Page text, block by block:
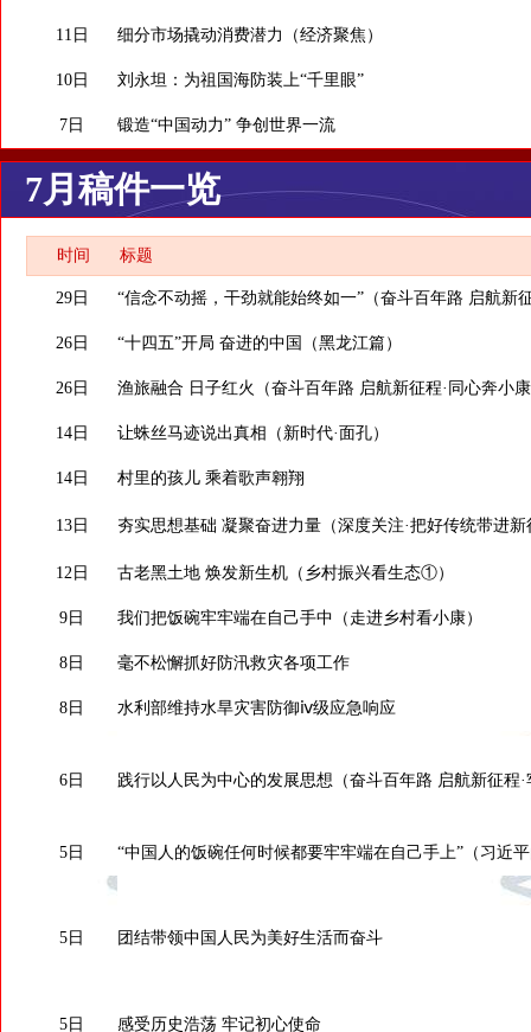
11日 细分市场撬动消费潜力（经济聚焦）
10日 刘永坦：为祖国海防装上“千里眼”
7日 锻造“中国动力” 争创世界一流
7月稿件一览
时间 标题
29日 “信念不动摇，干劲就能始终如一”（奋斗百年路 启航新
26日 “十四五”开局 奋进的中国（黑龙江篇）
26日 渔旅融合 日子红火（奋斗百年路 启航新征程·同心奔小
14日 让蛛丝马迹说出真相（新时代·面孔）
14日 村里的孩儿 乘着歌声翱翔
13日 夯实思想基础 凝聚奋进力量（深度关注·把好传统带进新
12日 古老黑土地 焕发新生机（乡村振兴看生态①）
9日 我们把饭碗牢牢端在自己手中（走进乡村看小康）
8日 毫不松懈抓好防汛救灾各项工作
8日 水利部维持水旱灾害防御ⅳ级应急响应
6日 践行以人民为中心的发展思想（奋斗百年路 启航新征程
5日 “中国人的饭碗任何时候都要牢牢端在自己手上”（习近
5日 团结带领中国人民为美好生活而奋斗
5日 感受历史浩荡 牢记初心使命